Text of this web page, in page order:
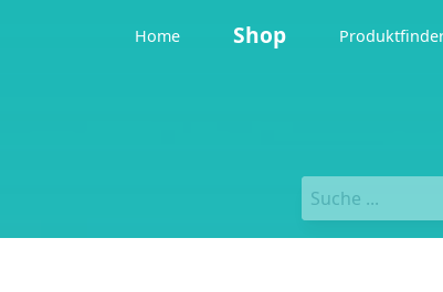
Home Shop